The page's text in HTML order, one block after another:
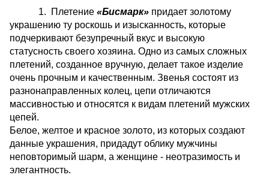
1. Плетение «Бисмарк» придает золотому
украшению ту роскошь и изысканность, которые
подчеркивают безупречный вкус и высокую
статусность своего хозяина. Одно из самых сложных
плетений, созданное вручную, делает такое изделие
очень прочным и качественным. Звенья состоят из
разнонаправленных колец, цепи отличаются
массивностью и относятся к видам плетений мужских
цепей.
Белое, желтое и красное золото, из которых создают
данные украшения, придадут облику мужчины
неповторимый шарм, а женщине - неотразимость и
элегантность.